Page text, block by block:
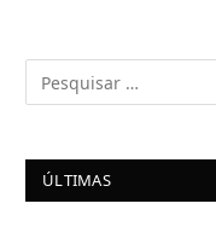
ÚLTIMAS